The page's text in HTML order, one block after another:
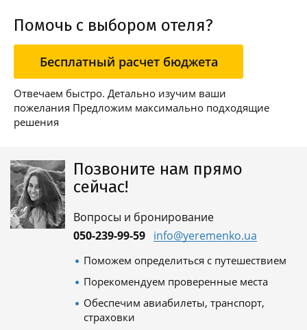
Помочь с выбором отеля?
Бесплатный расчет бюджета
Отвечаем быстро. Детально изучим ваши
пожелания Предложим максимально подходящие
решения
Позвоните нам прямо
сейчас!
Вопросы и бронирование
050-239-99-59 info@yeremenko.ua
Поможем определиться с путешествием
Порекомендуем проверенные места
Обеспечим авиабилеты, транспорт,
страховки